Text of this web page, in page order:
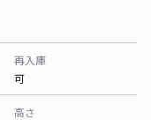
再入庫
可
高さ